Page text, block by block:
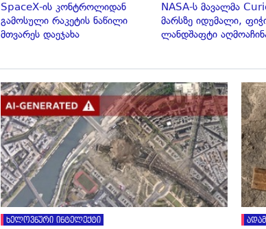
SpaceX-ის კონტროლიდან
გამოსული რაკეტის ნაწილი
მთვარეს დაეჯახა
NASA-ს მავალმა
მარსზე იდუმალი,
ლანდშაფტი
ხელოვნური ინტელექტი